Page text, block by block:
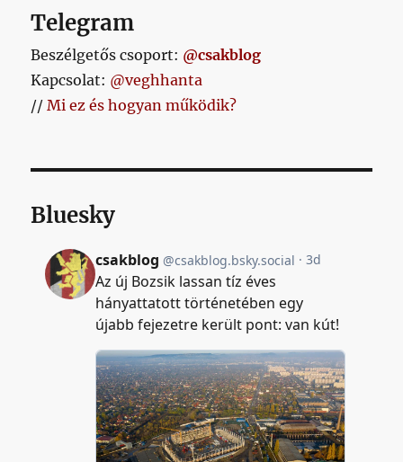
Telegram
Beszélgetős csoport: @csakblog
Kapcsolat: @veghhanta
//Mi ez és hogyan működik?
Bluesky